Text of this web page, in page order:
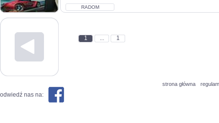
RADOM
1 ... 1
strona główna
odwiedź nas na: